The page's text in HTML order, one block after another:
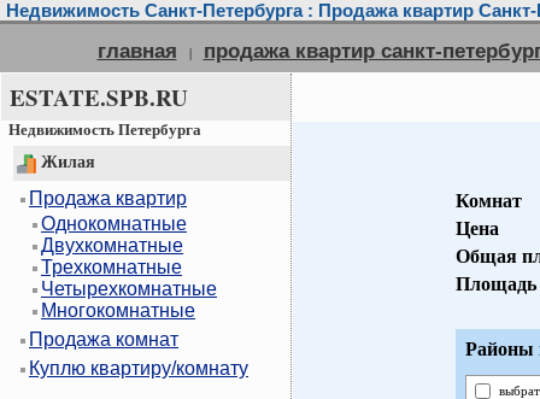
Недвижимость Санкт-Петербурга : Продажа квартир Санкт-
главная | продажа квартир санкт-
ESTATE.SPB.RU
Недвижимость Петербурга
Жилая
Продажа квартир
Однокомнатные
Двухкомнатные
Трехкомнатные
Четырехкомнатные
Многокомнатные
Продажа комнат
Куплю квартиру/комнату
Комнат
Цена
Общая
Площадь
Районы